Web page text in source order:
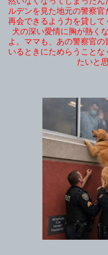
ルデンを見た地元の警察
再会できるよう力を貸して
犬の深い愛情に胸が熱く
よ。 ママも、あの警察官
いるときにためらうことな
たいと